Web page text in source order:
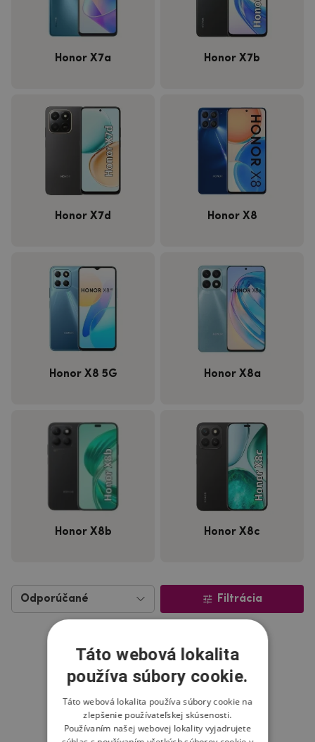
Honor X7a Honor X7b
Honor X7d Honor X8
Honor X8 5G Honor X8a
Honor X8b Honor X8c
Filtrácia
Táto webová lokalita
používa súbory cookie.
Táto webová lokalita používa súbory cookie na
zlepšenie používateľskej skúsenosti.
Používaním našej webovej lokality vyjadrujete